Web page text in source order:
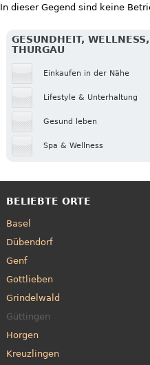
In dieser Gegend sind keine
GESUNDHEIT,
THURGAU
Einkaufen in der Nähe
Lifestyle & Unterhaltung
Gesund leben
Spa & Wellness
BELIEBTE ORTE
Basel
Dübendorf
Genf
Gottlieben
Grindelwald
Güttingen
Horgen
Kreuzlingen